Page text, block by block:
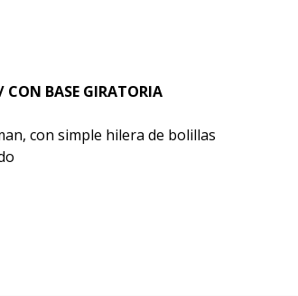
CON BASE GIRATORIA
con simple hilera de bolillas